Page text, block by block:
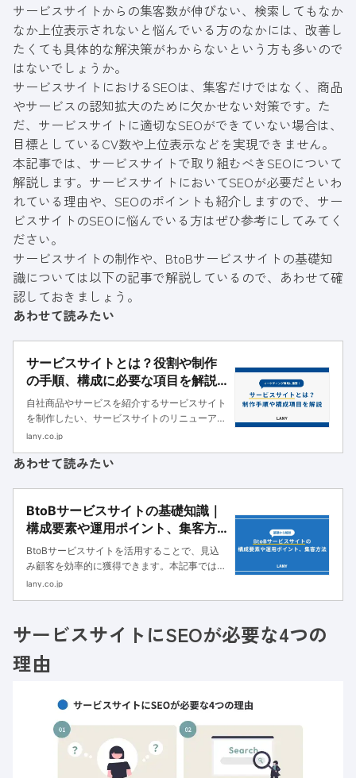
サービスサイトからの集客数が伸びない、検索してもなか
なか上位表示されないと悩んでいる方のなかには、改善し
たくても具体的な解決策がわからないという方も多いので
はないでしょうか。
サービスサイトにおけるSEOは、集客だけではなく、商品
やサービスの認知拡大のために欠かせない対策です。た
だ、サービスサイトに適切なSEOができていない場合は、
目標としているCV数や上位表示などを実現できません。
本記事では、サービスサイトで取り組むべきSEOについて
解説します。サービスサイトにおいてSEOが必要だといわ
れている理由や、SEOのポイントも紹介しますので、サー
ビスサイトのSEOに悩んでいる方はぜひ参考にしてみてく
ださい。
サービスサイトの制作や、BtoBサービスサイトの基礎知
識については以下の記事で解説しているので、あわせて確
認しておきましょう。
あわせて読みたい
サービスサイトとは？役割や制作
の手順、構成に必要な項目を解説
｜株式会社LANY | 企業のグロース
パートナー (The Growth
Partner)
自社商品やサービスを紹介するサービスサイト
を制作したい、サービスサイトのリニューアル
をしたいと検討している方のなかには、どのよ
いるのではないでしょうか。サービスサイト
lany.co.jp
あわせて読みたい
BtoBサービスサイトの基礎知識｜
構成要素や運用ポイント、集客方
法も解説
BtoBサービスサイトを活用することで、見込
み顧客を効率的に獲得できます。本記事では、
BtoBサービスサイトの基礎知識や構成要素、
lany.co.jp
サービスサイトにSEOが必要な4つの
理由